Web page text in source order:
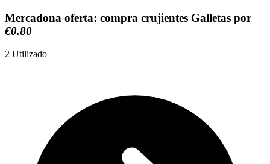
Mercadona oferta: compra crujientes Galletas por
€0.80
2 Utilizado